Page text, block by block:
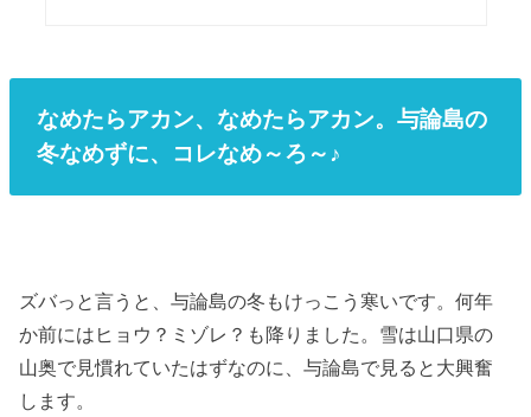
なめたらアカン、なめたらアカン。与論島の
冬なめずに、コレなめ～ろ～♪
ズバっと言うと、与論島の冬もけっこう寒いです。何年
か前にはヒョウ？ミゾレ？も降りました。雪は山口県の
山奥で見慣れていたはずなのに、与論島で見ると大興奮
します。